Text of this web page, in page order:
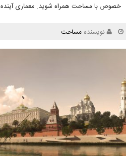
خصوص با مساحت همراه شوید. معماری آینده
نویسنده مساحت